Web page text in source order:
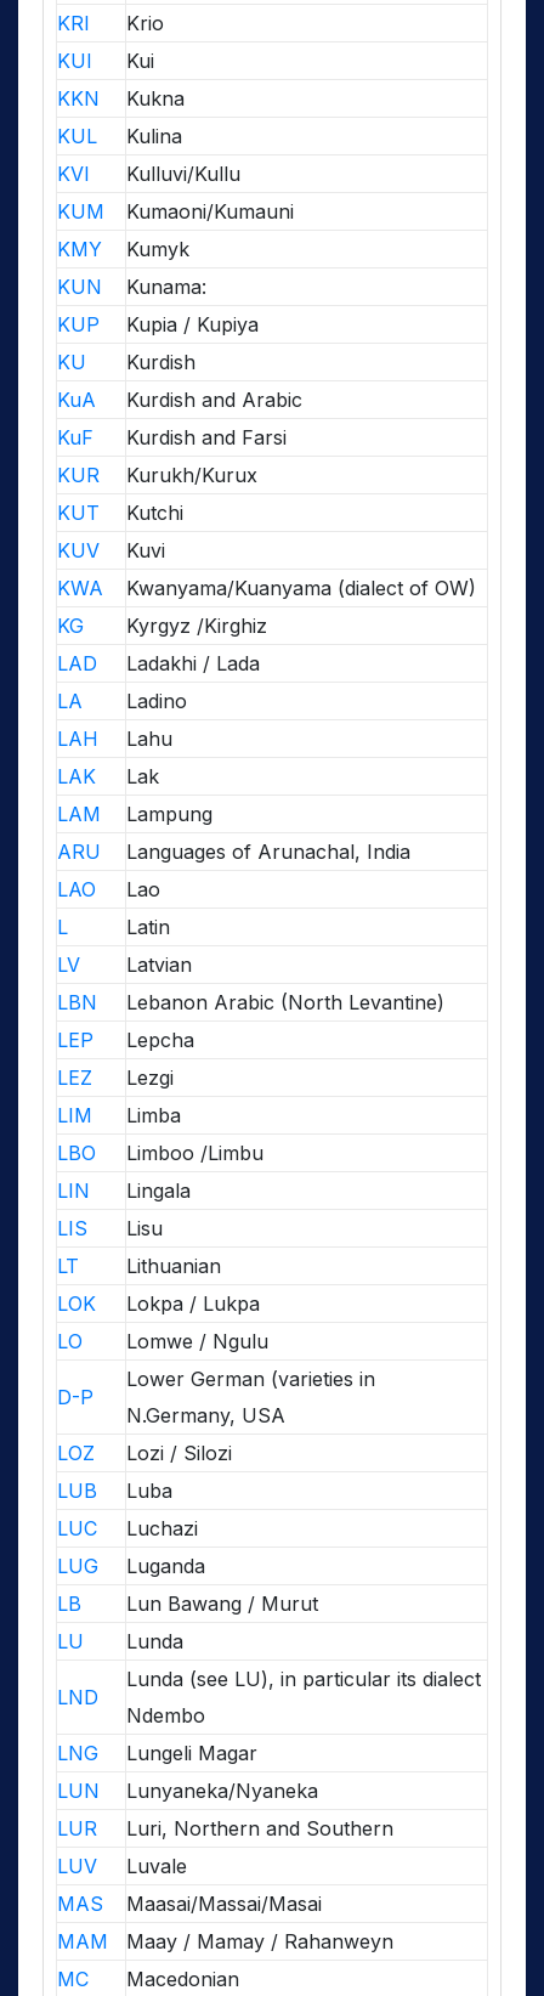
KRI
Krio
KUI
Kui
KKN
Kukna
KUL
Kulina
KVI
Kulluvi/Kullu
KUM
Kumaoni/Kumauni
KMY
Kumyk
KUN
Kunama:
KUP
Kupia / Kupiya
KU
Kurdish
KuA
Kurdish and Arabic
KuF
Kurdish and Farsi
KUR
Kurukh/Kurux
KUT
Kutchi
KUV
Kuvi
KWA
Kwanyama/Kuanyama (dialect of OW)
KG
Kyrgyz /Kirghiz
LAD
Ladakhi / Lada
LA
Ladino
LAH
Lahu
LAK
Lak
LAM
Lampung
ARU
Languages of Arunachal, India
LAO
Lao
L
Latin
LV
Latvian
LBN
Lebanon Arabic (North Levantine)
LEP
Lepcha
LEZ
Lezgi
LIM
Limba
LBO
Limboo /Limbu
LIN
Lingala
LIS
Lisu
LT
Lithuanian
LOK
Lokpa / Lukpa
LO
Lomwe / Ngulu
D-P
Lower German (varieties in
N.Germany, USA
LOZ
Lozi / Silozi
LUB
Luba
LUC
Luchazi
LUG
Luganda
LB
Lun Bawang / Murut
LU
Lunda
LND
Lunda (see LU), in particular its dialect
Ndembo
LNG
Lungeli Magar
LUN
Lunyaneka/Nyaneka
LUR
Luri, Northern and Southern
LUV
Luvale
MAS
Maasai/Massai/Masai
MAM
Maay / Mamay / Rahanweyn
MC
Macedonian